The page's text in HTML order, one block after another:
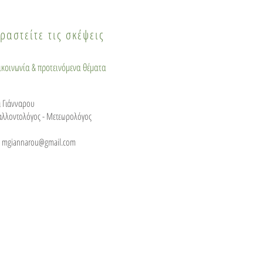
τις σκέψεις
& προτεινόμενα θέματα
- Μετεωρολόγος
mgiannarou@gmail.com